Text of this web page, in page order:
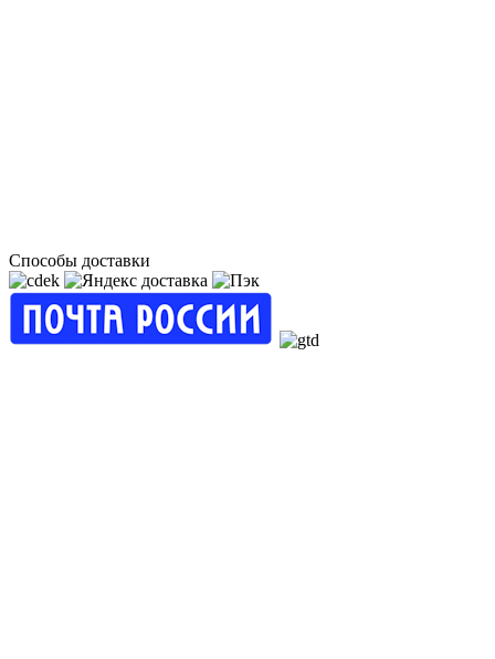
Способы доставки